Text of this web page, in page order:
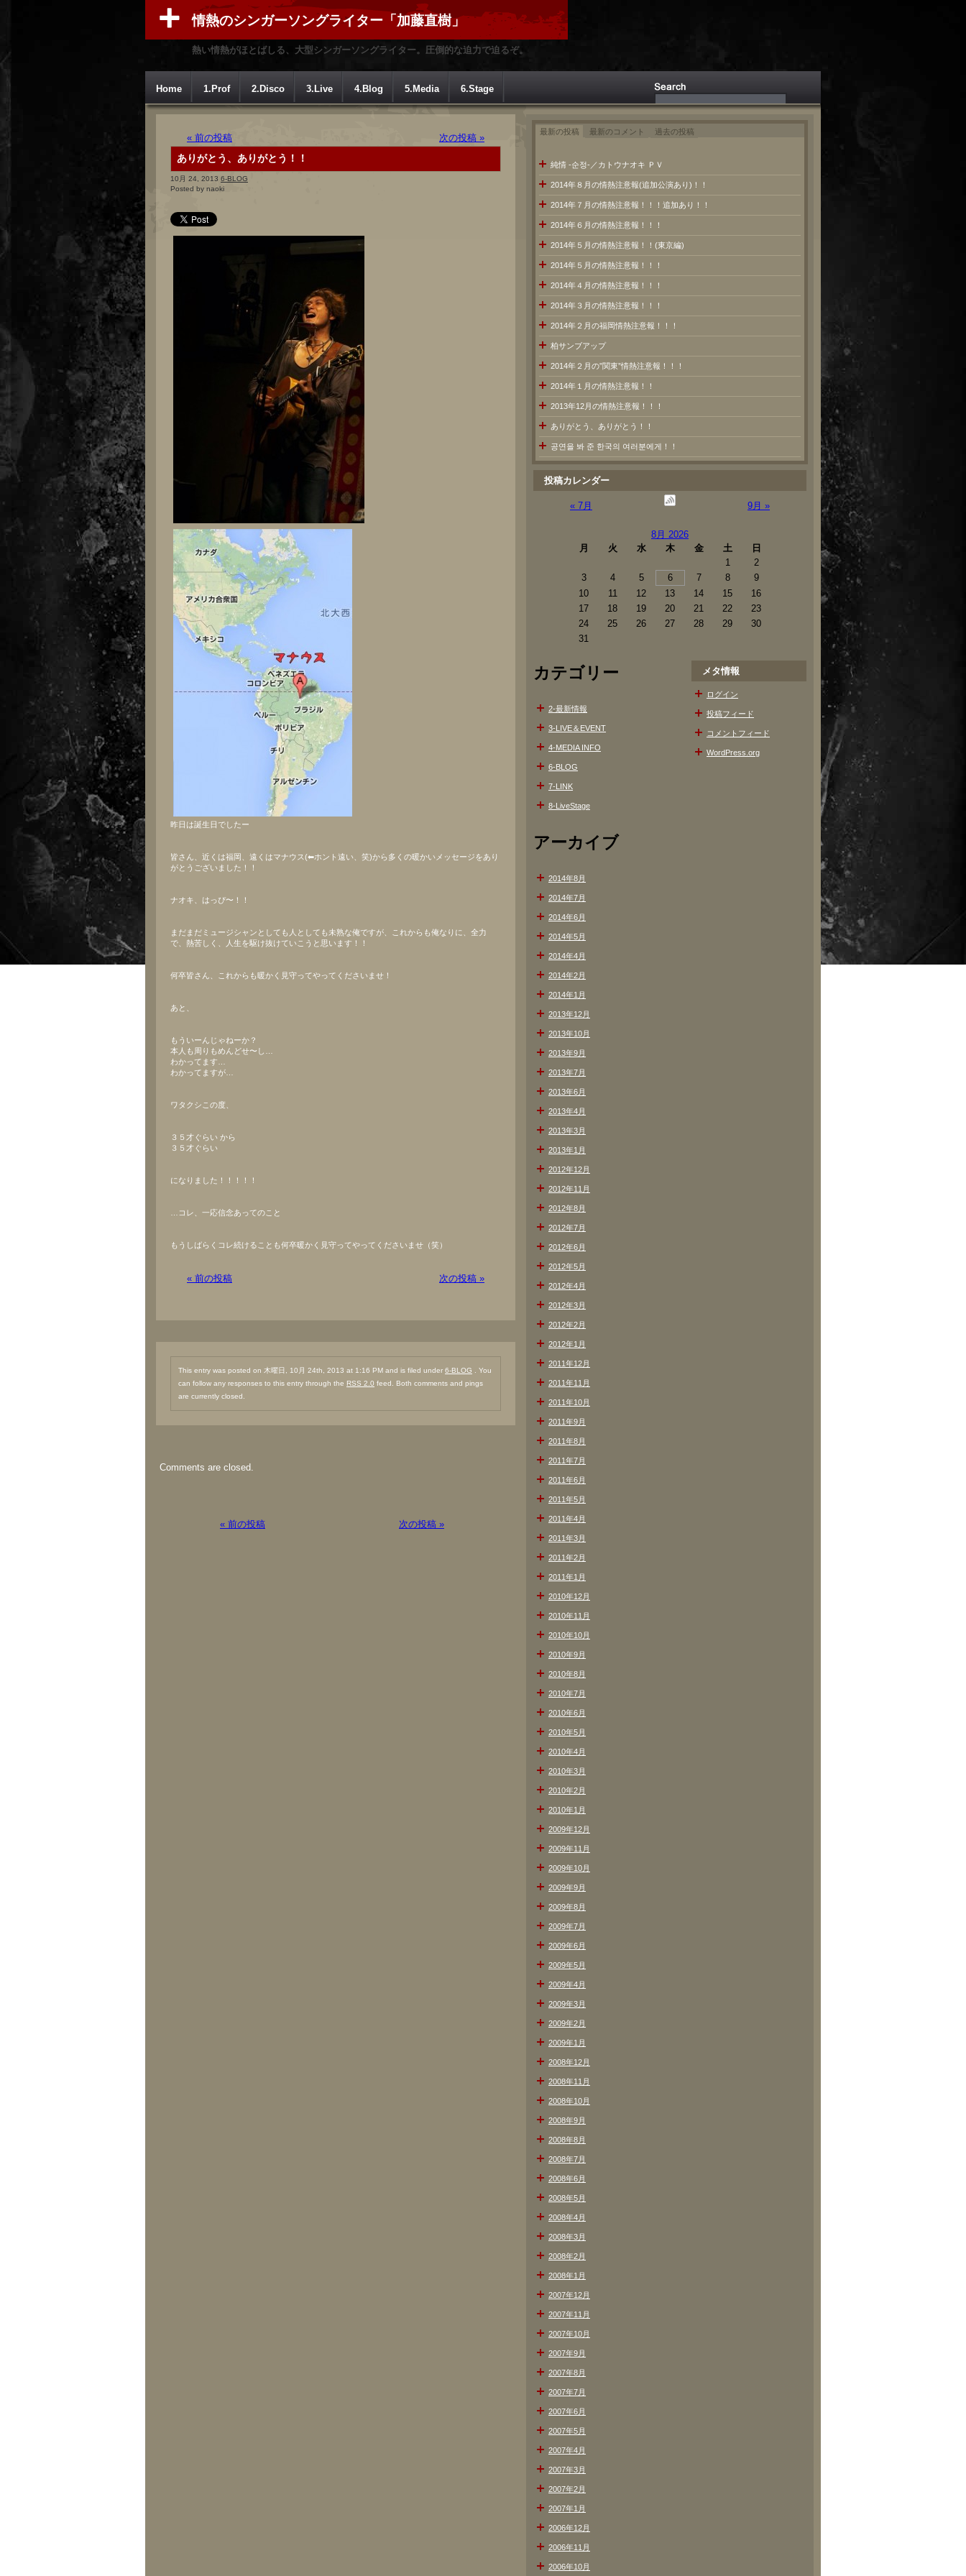
情熱のシンガーソングライター「加藤直樹」
熱い情熱がほとばしる、大型シンガーソングライター。圧倒的な迫力で迫るぞ。
Home 1.Prof 2.Disco 3.Live 4.Blog 5.Media 6.Stage
« 前の投稿 次の投稿 »
ありがとう、ありがとう！！
10月 24, 2013 6-BLOG
Posted by naoki
昨日は誕生日でしたー
皆さん、近くは福岡、遠くはマナウス(⬅︎ホント遠い、笑)から多くの暖かいメッセージをあり
がとうございました！！
ナオキ、はっぴ〜！！
まだまだミュージシャンとしても人としても未熟な俺ですが、これからも俺なりに、全力
で、熱苦しく、人生を駆け抜けていこうと思います！！
何卒皆さん、これからも暖かく見守ってやってくださいませ！
あと、
もういーんじゃねーか？
本人も周りもめんどせ〜し…
わかってます…
わかってますが…
ワタクシこの度、
３５才ぐらい から
３５才ぐらい
になりました！！！！！
…コレ、一応信念あってのこと
もうしばらくコレ続けることも何卒暖かく見守ってやってくださいませ（笑）
« 前の投稿 次の投稿 »
This entry was posted on 木曜日, 10月 24th, 2013 at 1:16 PM and is filed under 6-BLOG . You
can follow any responses to this entry through the RSS 2.0 feed. Both comments and pings
are currently closed.
Comments are closed.
« 前の投稿 次の投稿 »
最新の投稿 最新のコメント 過去の投稿
純情 -순정-／カトウナオキ ＰＶ
2014年８月の情熱注意報(追加公演あり)！！
2014年７月の情熱注意報！！！追加あり！！
2014年６月の情熱注意報！！！
2014年５月の情熱注意報！！(東京編)
2014年５月の情熱注意報！！！
2014年４月の情熱注意報！！！
2014年３月の情熱注意報！！！
2014年２月の福岡情熱注意報！！！
柏サンブアップ
2014年２月の”関東”情熱注意報！！！
2014年１月の情熱注意報！！
2013年12月の情熱注意報！！！
ありがとう、ありがとう！！
공연을 봐 준 한국의 여러분에게！！
投稿カレンダー
« 7月 9月 »
8月 2026
月
火 水 木 金 土
日
1
2
3
4 5 6 7 8
9
10
11 12 13 14 15
16
17
18 19 20 21 22
23
24
25 26 27 28 29
30
31
カテゴリー
2-最新情報
3-LIVE＆EVENT
4-MEDIA INFO
6-BLOG
7-LINK
8-LiveStage
アーカイブ
2014年8月
2014年7月
2014年6月
2014年5月
2014年4月
2014年2月
2014年1月
2013年12月
2013年10月
2013年9月
2013年7月
2013年6月
2013年4月
2013年3月
2013年1月
2012年12月
2012年11月
2012年8月
2012年7月
2012年6月
2012年5月
2012年4月
2012年3月
2012年2月
2012年1月
2011年12月
2011年11月
2011年10月
2011年9月
2011年8月
2011年7月
2011年6月
2011年5月
2011年4月
2011年3月
2011年2月
2011年1月
2010年12月
2010年11月
2010年10月
2010年9月
2010年8月
2010年7月
2010年6月
2010年5月
2010年4月
2010年3月
2010年2月
2010年1月
2009年12月
2009年11月
2009年10月
2009年9月
2009年8月
2009年7月
2009年6月
2009年5月
2009年4月
2009年3月
2009年2月
2009年1月
2008年12月
2008年11月
2008年10月
2008年9月
2008年8月
2008年7月
2008年6月
2008年5月
2008年4月
2008年3月
2008年2月
2008年1月
2007年12月
2007年11月
2007年10月
2007年9月
2007年8月
2007年7月
2007年6月
2007年5月
2007年4月
2007年3月
2007年2月
2007年1月
2006年12月
2006年11月
2006年10月
メタ情報
ログイン
投稿フィード
コメントフィード
WordPress.org